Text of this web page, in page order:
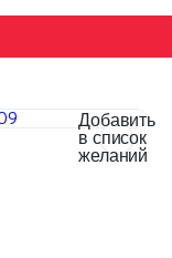
Добавить
в список
желаний